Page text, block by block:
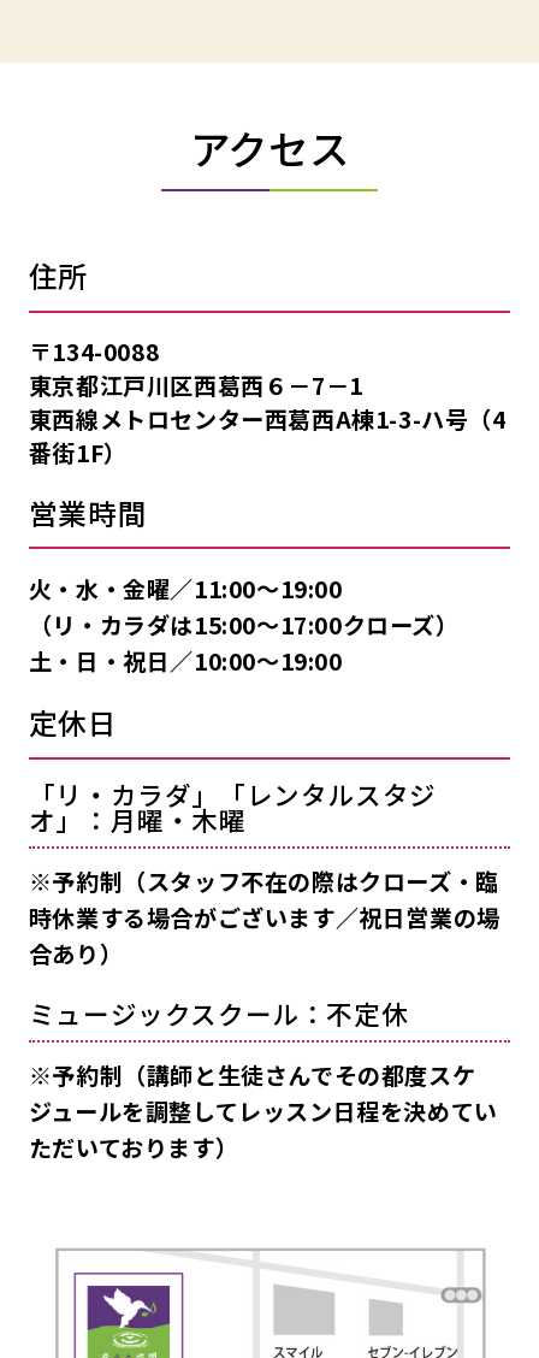
アクセス
住所
〒134-0088
東京都江戸川区西葛西６－7－1
東西線メトロセンター西葛西A棟1-3-ハ号（4
番街1F）
営業時間
火・水・金曜／11:00〜19:00
（リ・カラダは15:00〜17:00クローズ）
土・日・祝日／10:00〜19:00
定休日
「リ・カラダ」「レンタルスタジ
オ」：月曜・木曜
※予約制（スタッフ不在の際はクローズ・臨
時休業する場合がございます／祝日営業の場
合あり）
ミュージックスクール：不定休
※予約制（講師と生徒さんでその都度スケ
ジュールを調整してレッスン日程を決めてい
ただいております）